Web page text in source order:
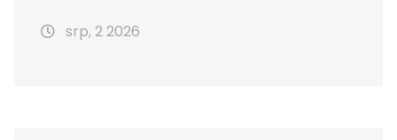
srp, 2 2026